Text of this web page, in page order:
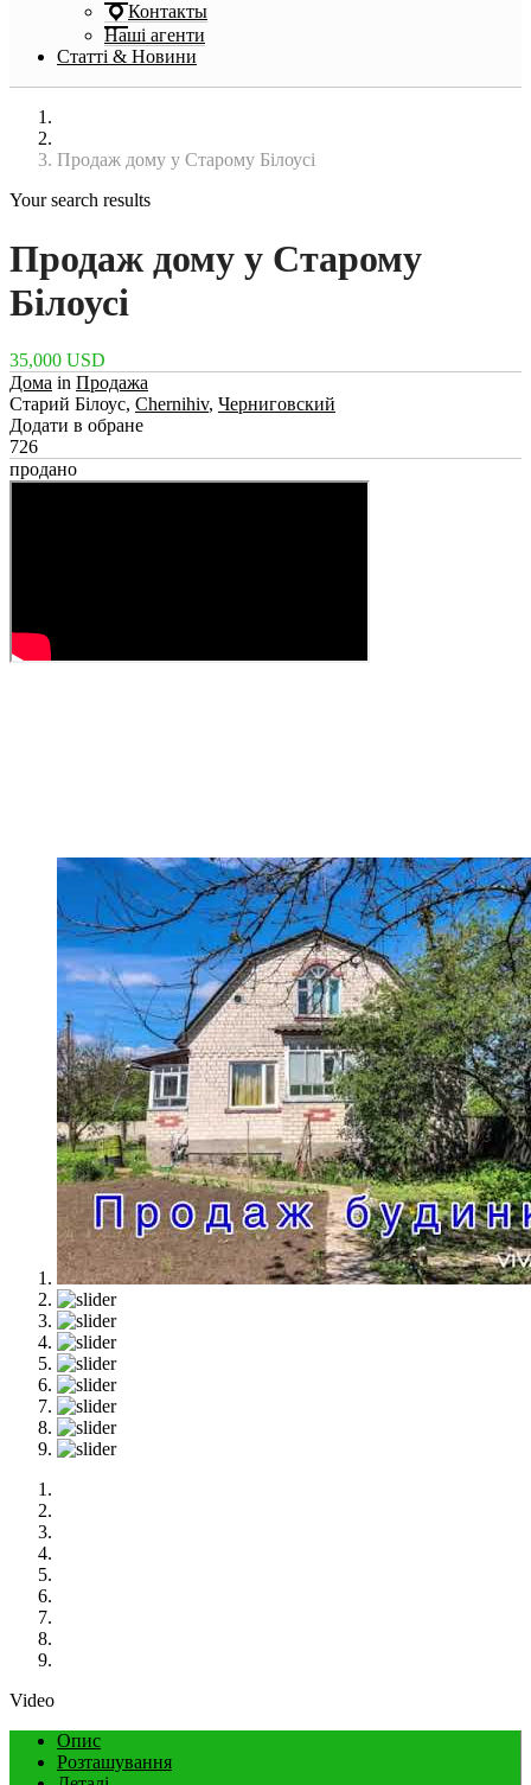
Контакты
Наші агенти
Статті & Новини
Продаж дому у Старому Білоусі
Your search results
Продаж дому у Старому
Білоусі
35,000 USD
Дома in Продажа
Старий Білоус, Chernihiv, Черниговский
Додати в обране
726
продано
Video
Опис
Розташування